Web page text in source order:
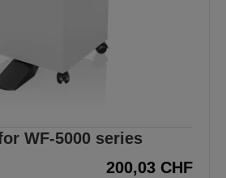
WF-5000 series
200,03 CHF